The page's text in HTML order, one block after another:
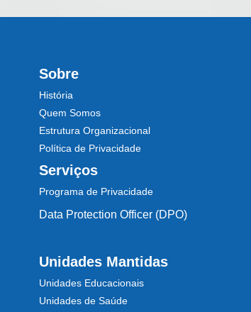
Sobre
História
Quem Somos
Estrutura Organizacional
Política de Privacidade
Serviços
Programa de Privacidade
Data Protection Officer (DPO)
Unidades Mantidas
Unidades Educacionais
Unidades de Saúde